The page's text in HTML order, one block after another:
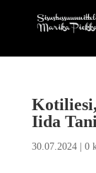
Iida
30.07.2024| 0